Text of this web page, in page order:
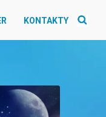
KONTAKTY